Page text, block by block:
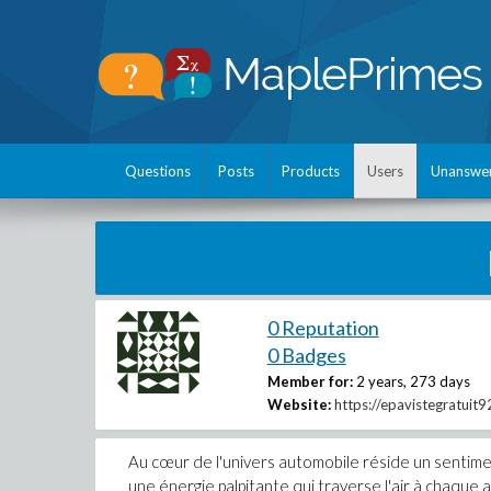
Questions Posts Products Users
0 Reputation
0 Badges
Member for: 2 years, 273 days
Website: https://
Au cœur de l'univers automobile réside un
une énergie palpitante qui traverse l'air à chaque